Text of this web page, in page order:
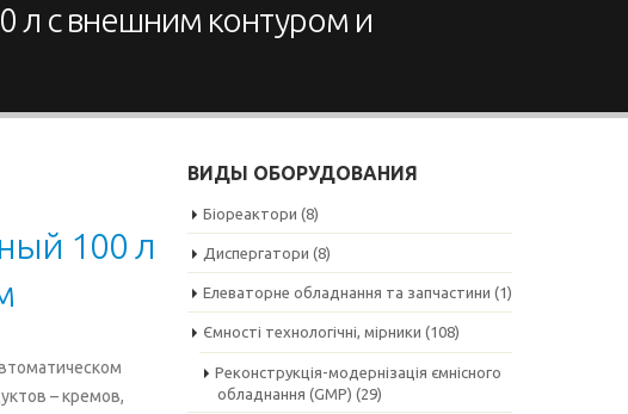
л с внешним контуром и
100 л
– кремов,
ВИДЫ ОБОРУДОВАНИЯ
Біореактори (8)
Диспергатори (8)
Елеваторне обладнання та запчастини (1)
Ємності технологічні, мірники (108)
Реконструкція-модернізація ємнісного
обладнання (GMP) (29)